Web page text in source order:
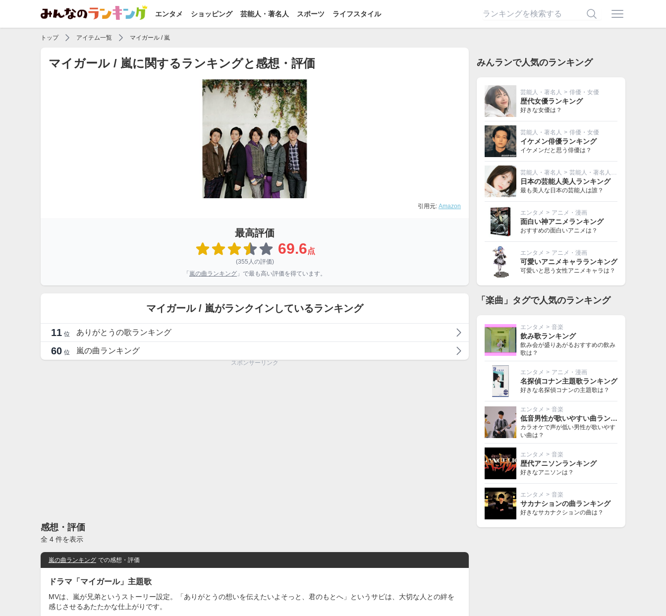
エンタメ ショッピング 芸能人・著名人 スポーツ ライフスタイル
トップ アイテム一覧 マイガール / 嵐
マイガール / 嵐に関するランキングと感想・評価
引用元: Amazon
最高評価
69.6点
(355人の評価)
「 嵐の曲ランキング 」で最も高い評価を得ています。
マイガール / 嵐がランクインしているランキング
11 位 ありがとうの歌ランキング
60 位 嵐の曲ランキング
スポンサーリンク
感想・評価
全 4 件を表示
嵐の曲ランキング での感想・評価
ドラマ「マイガール」主題歌
MVは、嵐が兄弟というストーリー設定。「ありがとうの想いを伝えたいよそっと、君のもとへ」というサビは、大切な人との絆を
感じさせるあたたかな仕上がりです。
みんランで人気のランキング
芸能人・著名人 > 俳優・女優
歴代女優ランキング
好きな女優は？
芸能人・著名人 > 俳優・女優
イケメン俳優ランキング
イケメンだと思う俳優は？
芸能人・著名人 > 芸能人・著名人その他
日本の芸能人美人ランキング
最も美人な日本の芸能人は誰？
エンタメ > アニメ・漫画
面白い神アニメランキング
おすすめの面白いアニメは？
エンタメ > アニメ・漫画
可愛いアニメキャラランキング
可愛いと思う女性アニメキャラは？
「楽曲」タグで人気のランキング
エンタメ > 音楽
飲み歌ランキング
飲み会が盛りあがるおすすめの飲み
歌は？
エンタメ > アニメ・漫画
名探偵コナン主題歌ランキング
好きな名探偵コナンの主題歌は？
エンタメ > 音楽
低音男性が歌いやすい曲ランキング
カラオケで声が低い男性が歌いやす
い曲は？
エンタメ > 音楽
歴代アニソンランキング
好きなアニソンは？
エンタメ > 音楽
サカナションの曲ランキング
好きなサカナクションの曲は？